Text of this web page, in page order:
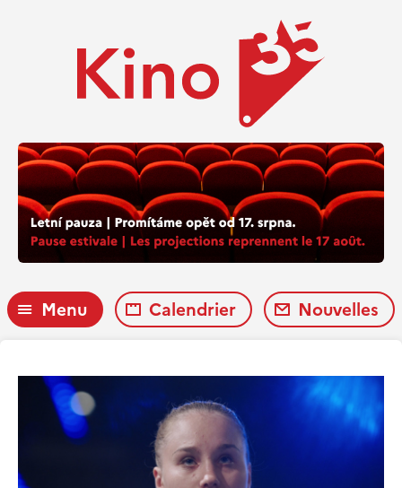
Menu Calendrier Nouvelles